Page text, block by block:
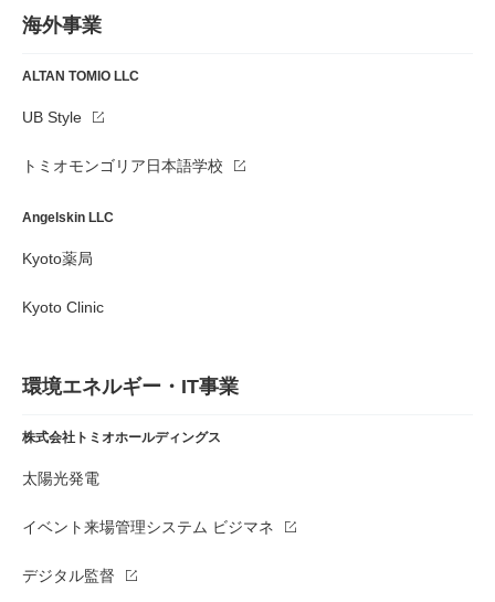
海外事業
ALTAN TOMIO LLC
UB Style
トミオモンゴリア日本語学校
Angelskin LLC
Kyoto薬局
Kyoto Clinic
環境エネルギー・IT事業
株式会社トミオホールディングス
太陽光発電
イベント来場管理システム ビジマネ
デジタル監督